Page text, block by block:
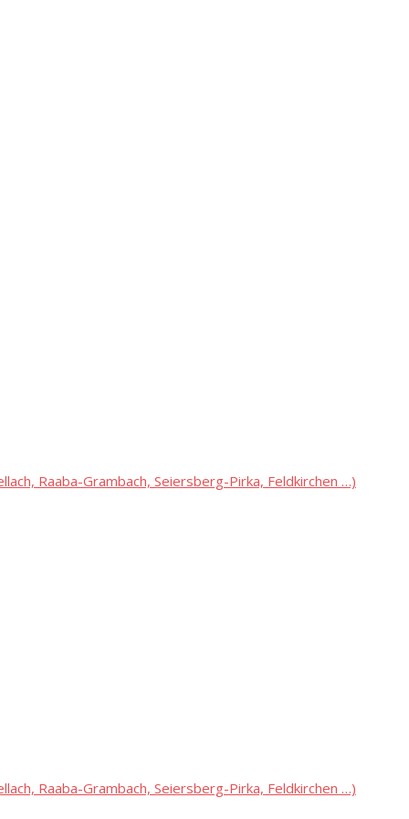
Raaba-Grambach, Seiersberg-Pirka, Feldkirchen …)
Raaba-Grambach, Seiersberg-Pirka, Feldkirchen …)